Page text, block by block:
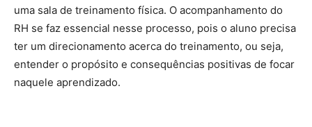
uma sala de treinamento física. O acompanhamento do
RH se faz essencial nesse processo, pois o aluno precisa
ter um direcionamento acerca do treinamento, ou seja,
entender o propósito e consequências positivas de focar
naquele aprendizado.